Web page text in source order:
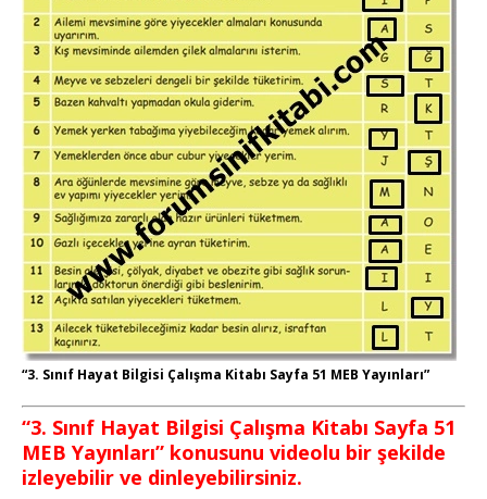
“3. Sınıf Hayat Bilgisi Çalışma Kitabı Sayfa 51 MEB Yayınları”
“3. Sınıf Hayat Bilgisi Çalışma Kitabı Sayfa 51
MEB Yayınları” konusunu videolu bir şekilde
izleyebilir ve dinleyebilirsiniz.